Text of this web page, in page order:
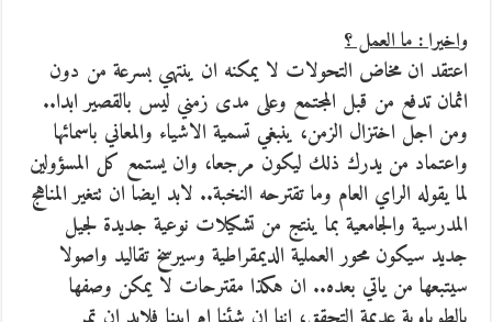
واخيرا : ما العمل ؟
اعتقد ان مخاض التحولات لا يمكنه ان ينتهي بسرعة من دون
اثمان تدفع من قبل المجتمع وعلى مدى زمني ليس بالقصير ابدا..
ومن اجل اختزال الزمن، ينبغي تسمية الاشياء والمعاني باسمائها
واعتماد من يدرك ذلك ليكون مرجعا، وان يستمع كل المسؤولين
لما يقوله الراي العام وما تقترحه النخبة.. لابد ايضا ان تتغير المناهج
المدرسية والجامعية بما ينتج من تشكيلات نوعية جديدة لجيل
جديد سيكون محور العملية الديمقراطية وسيرسخ تقاليد واصولا
سيتبعها من ياتي بعده.. ان هكذا مقترحات لا يمكن وصفها